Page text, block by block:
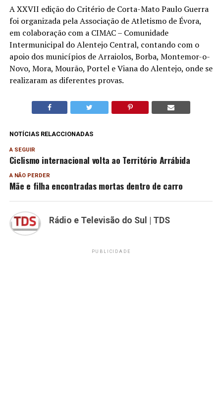
A XXVII edição do Critério de Corta-Mato Paulo Guerra
foi organizada pela Associação de Atletismo de Évora,
em colaboração com a CIMAC – Comunidade
Intermunicipal do Alentejo Central, contando com o
apoio dos municípios de Arraiolos, Borba, Montemor-o-
Novo, Mora, Mourão, Portel e Viana do Alentejo, onde se
realizaram as diferentes provas.
NOTÍCIAS RELACCIONADAS
A SEGUIR
Ciclismo internacional volta ao Território Arrábida
A NÃO PERDER
Mãe e filha encontradas mortas dentro de carro
Rádio e Televisão do Sul | TDS
PUBLICIDADE